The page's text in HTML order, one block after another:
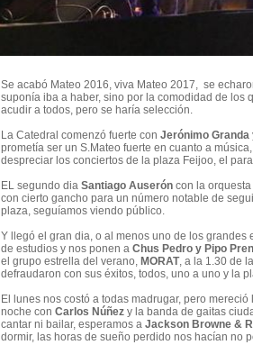
Se acabó Mateo 2016, viva Mateo 2017, se
suponía iba a haber, sino por la comodidad de los
acudir a todos, pero se haría selección.
La Catedral comenzó fuerte con Jerónimo Granda
prometía ser un S.Mateo fuerte en cuanto a
despreciar los conciertos de la plaza Feijoo, el
EL segundo dia Santiago Auserón con la
con cierto gancho para un número notable de
plaza, seguíamos viendo público.
Y llegó el gran dia, o al menos uno de los
de estudios y nos ponen a Chus Pedro y Pipo
el grupo estrella del verano, MORAT, a la 1.30 de
defraudaron con sus éxitos, todos, uno a uno y la
El lunes nos costó a todas madrugar, pero
noche con Carlos Núñez y la banda de gaitas
cantar ni bailar, esperamos a Jackson Browne &
dormir, las horas de sueño perdido nos hacían no